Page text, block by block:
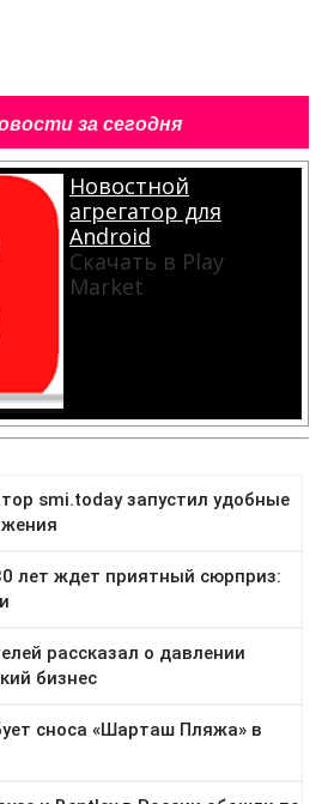
за сегодня
Новостной
агрегатор для
Android
Скачать в Play
Market